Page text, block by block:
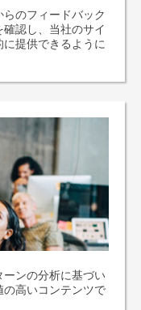
のフィードバック
認し、当社のサイ
に提供できるように
ンの分析に基づい
高いコンテンツで